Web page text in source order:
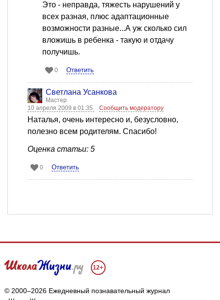
Это - неправда, тяжесть нарушений у
всех разная, плюс адаптационные
возможности разные...А уж сколько сил
вложишь в ребенка - такую и отдачу
получишь.
0 Ответить
Светлана Усанкова
Мастер
10 апреля 2009 в 01:35
Сообщить модератору
Наталья, очень интересно и, безусловно,
полезно всем родителям. Спасибо!
Оценка статьи: 5
0 Ответить
12+
© 2000–2026 Ежедневный познавательный журнал
Мы собираем файлы cookie и применяем
Подробнее ПРИНЯТЬ